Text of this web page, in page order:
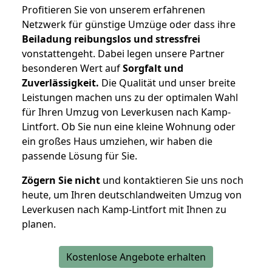
Profitieren Sie von unserem erfahrenen
Netzwerk für günstige Umzüge oder dass ihre
Beiladung reibungslos und stressfrei
vonstattengeht. Dabei legen unsere Partner
besonderen Wert aufSorgfalt und
Zuverlässigkeit. Die Qualität und unser breite
Leistungen machen uns zu der optimalen Wahl
für Ihren Umzug von Leverkusen nach Kamp-
Lintfort. Ob Sie nun eine kleine Wohnung oder
ein großes Haus umziehen, wir haben die
passende Lösung für Sie.
Zögern Sie nicht und kontaktieren Sie uns noch
heute, um Ihren deutschlandweiten Umzug von
Leverkusen nach Kamp-Lintfort mit Ihnen zu
planen.
Kostenlose Angebote erhalten